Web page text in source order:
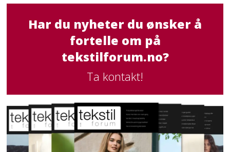
Har du nyheter du ønsker å
fortelle om på
tekstilforum.no?
Ta kontakt!